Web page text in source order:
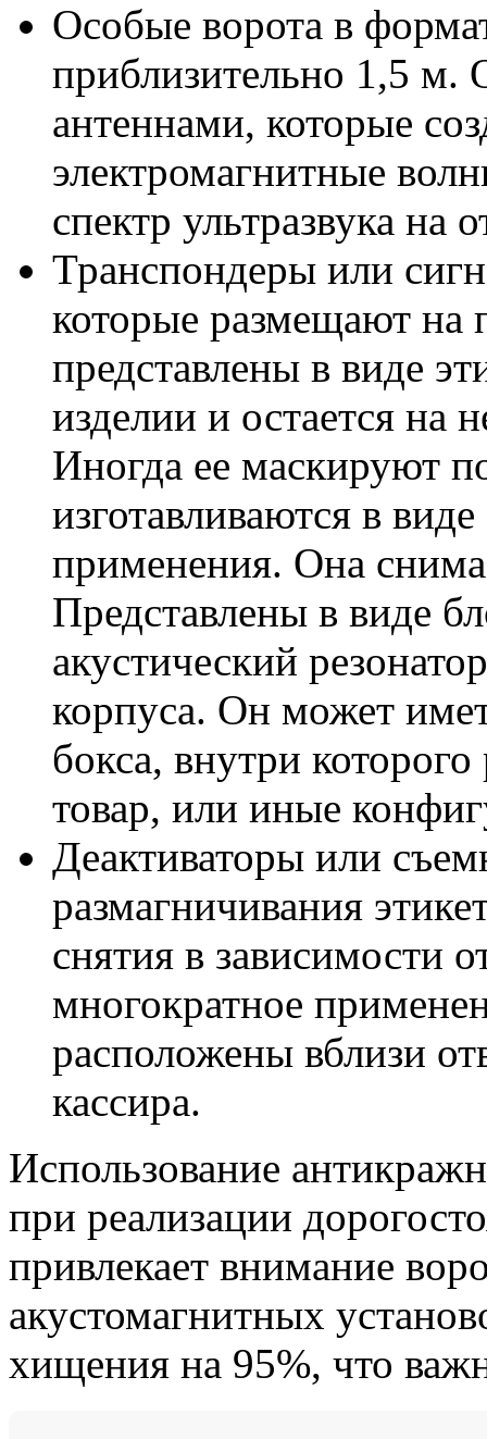
Особые ворота в
приблизительно 1,5 м.
антеннами, которые
электромагнитные
спектр ультразвука на
Транспондеры или
которые размещают
представлены в виде
изделии и остается на
Иногда ее маскируют
изготавливаются в
применения. Она
Представлены в виде
акустический
корпуса. Он может
бокса, внутри
товар, или иные
Деактиваторы или
размагничивания
снятия в зависимости
многократное
расположены вблизи
кассира.
Использование
при реализации
привлекает внимание
акустомагнитных
хищения на 95%, что